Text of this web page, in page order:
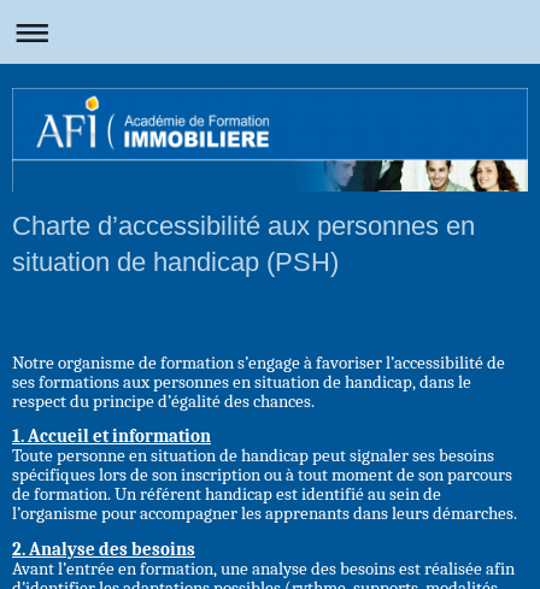
Charte d’accessibilité aux personnes en
situation de handicap (PSH)
Notre organisme de formation s’engage à favoriser l’accessibilité de
ses formations aux personnes en situation de handicap, dans le
respect du principe d’égalité des chances.
1. Accueil et information
Toute personne en situation de handicap peut signaler ses besoins
spécifiques lors de son inscription ou à tout moment de son parcours
de formation. Un référent handicap est identifié au sein de
l’organisme pour accompagner les apprenants dans leurs démarches.
2. Analyse des besoins
Avant l’entrée en formation, une analyse des besoins est réalisée afin